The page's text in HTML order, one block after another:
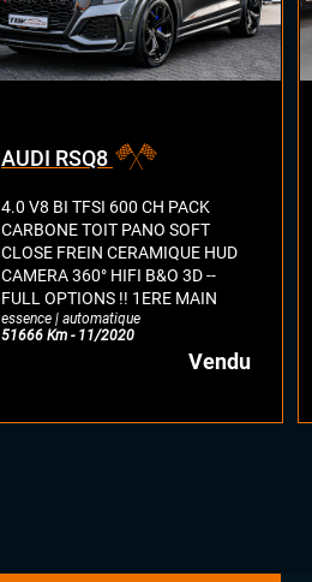
AUDI RSQ8
4.0 V8 BI TFSI 600 CH PACK
CARBONE TOIT PANO SOFT
CLOSE FREIN CERAMIQUE HUD
CAMERA 360° HIFI B&O 3D --
FULL OPTIONS !! 1ERE MAIN
essence | automatique
51666 Km - 11/2020
Vendu